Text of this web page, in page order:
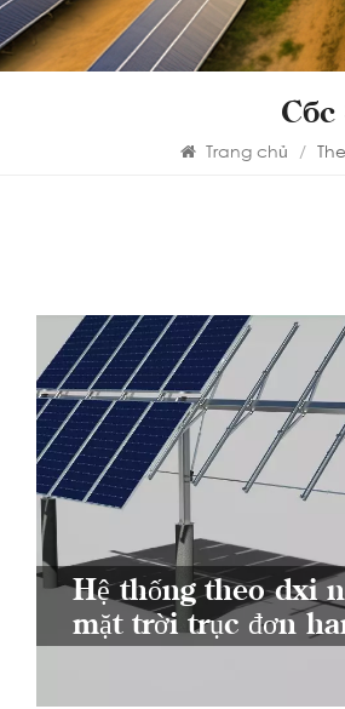
Các
Trang chủ /
Hệ thống theo dõi
mặt trời trục đơn